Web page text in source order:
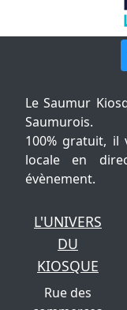
Le Saumur
Saumurois.
100% gratuit, il
locale en
évènement.
L'UNIVERS
DU
KIOSQUE
Rue des